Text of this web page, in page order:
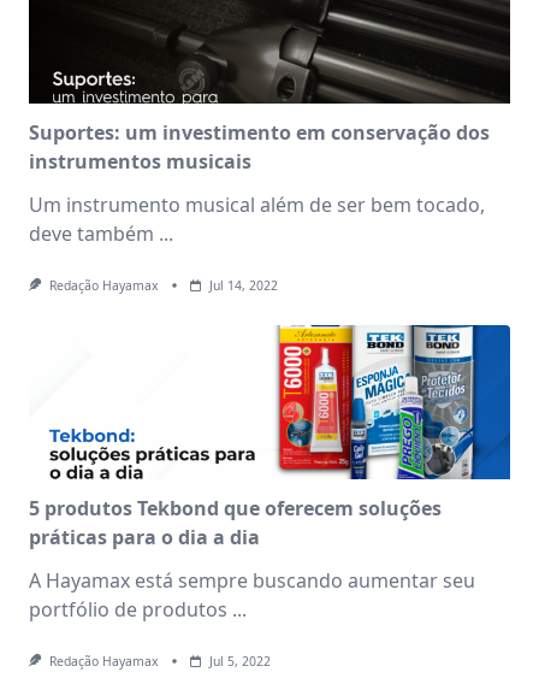
Suportes: um investimento em conservação dos
instrumentos musicais
Um instrumento musical além de ser bem tocado,
deve também ...
Redação Hayamax Jul 14, 2022
5 produtos Tekbond que oferecem soluções
práticas para o dia a dia
A Hayamax está sempre buscando aumentar seu
portfólio de produtos ...
Redação Hayamax Jul 5, 2022